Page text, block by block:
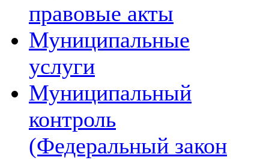
правовые акты
Муниципальные
услуги
Муниципальный
контроль
(Федеральный закон